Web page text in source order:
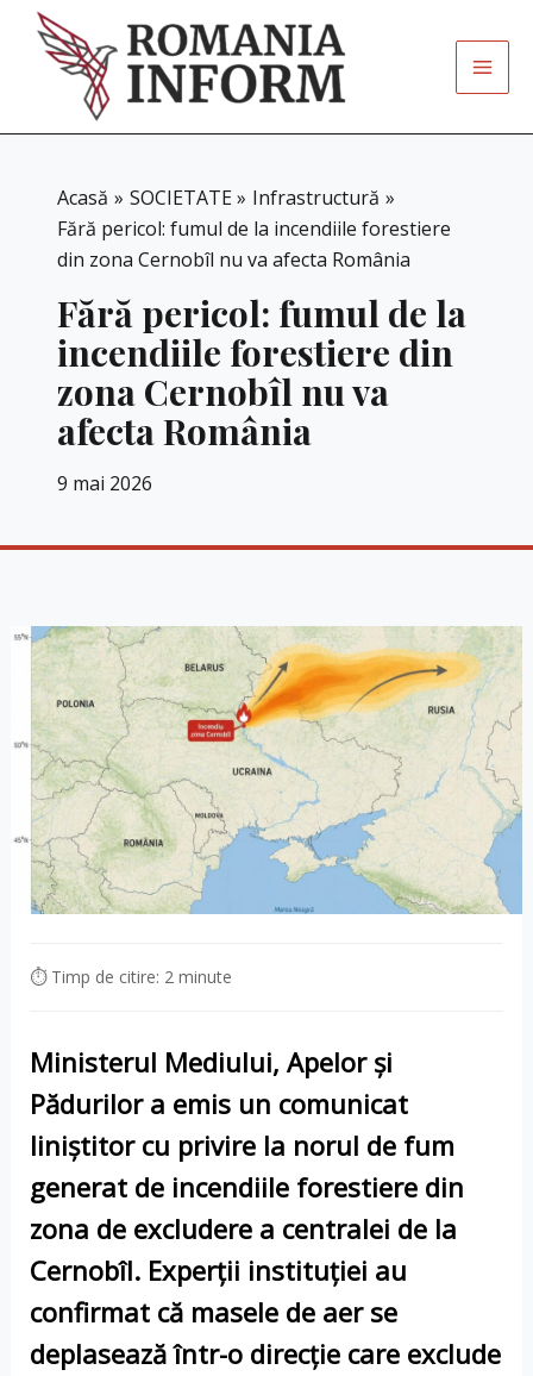
content
Acasă SOCIETATE
Infrastructură
Fără pericol: fumul de la incendiile forestiere
din zona Cernobîl nu va afecta România
Fără pericol: fumul de la
incendiile forestiere din
zona Cernobîl nu va
afecta România
9 mai 2026
⏱ Timp de citire: 2 minute
Ministerul Mediului, Apelor și
Pădurilora emis un comunicat
liniștitor cu privire la norul de fum
generat de incendiile forestieredin
zona de excludere a centralei de la
Cernobîl. Experții instituției au
confirmat că masele de aerse
deplasează într-o direcție care exclude